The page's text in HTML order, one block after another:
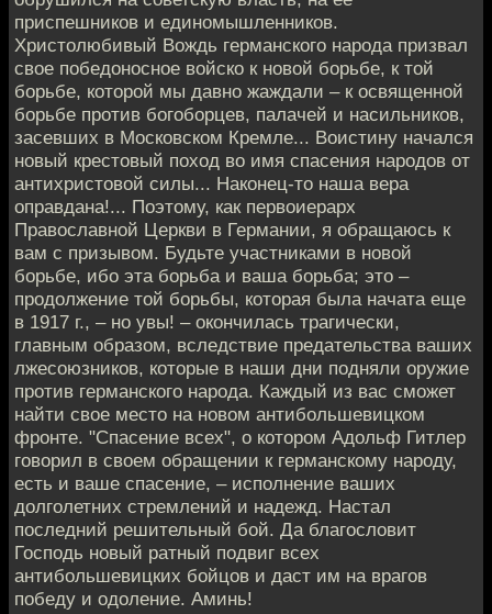
приспешников и единомышленников.
Христолюбивый Вождь германского народа призвал
свое победоносное войско к новой борьбе, к той
борьбе, которой мы давно жаждали – к освященной
борьбе против богоборцев, палачей и насильников,
засевших в Московском Кремле... Воистину начался
новый крестовый поход во имя спасения народов от
антихристовой силы... Наконец-то наша вера
оправдана!... Поэтому, как первоиерарх
Православной Церкви в Германии, я обращаюсь к
вам с призывом. Будьте участниками в новой
борьбе, ибо эта борьба и ваша борьба; это –
продолжение той борьбы, которая была начата еще
в 1917 г., – но увы! – окончилась трагически,
главным образом, вследствие предательства ваших
лжесоюзников, которые в наши дни подняли оружие
против германского народа. Каждый из вас сможет
найти свое место на новом антибольшевицком
фронте. "Спасение всех", о котором Адольф Гитлер
говорил в своем обращении к германскому народу,
есть и ваше спасение, – исполнение ваших
долголетних стремлений и надежд. Настал
последний решительный бой. Да благословит
Господь новый ратный подвиг всех
антибольшевицких бойцов и даст им на врагов
победу и одоление. Аминь!